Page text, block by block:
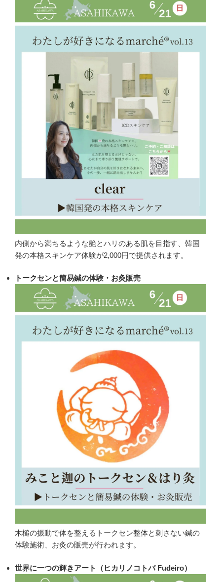
内側から満ちるような艶とハリのある肌を目指す、韓国
発の本格スキンケア体験が2,000円で提供されます。
トークセンと簡易鍼の体験・お灸販売
木槌の振動で体を整えるトークセン整体と刺さない鍼の
体験施術、お灸の販売が行われます。
世界に一つの輝きアート（ヒカリノコトバ Fudeiro）